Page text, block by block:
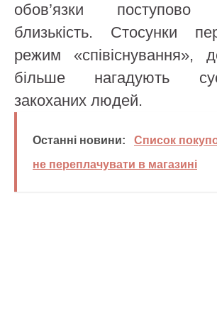
обов’язки поступово
близькість. Стосунки
режим «співіснування»,
більше нагадують
закоханих людей.
Останні новини:
Список
не переплачувати в магазині